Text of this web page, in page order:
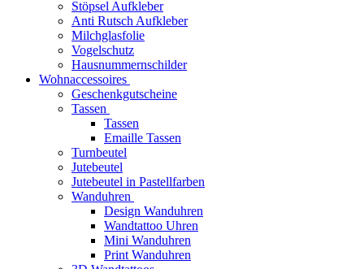
Stöpsel Aufkleber
Anti Rutsch Aufkleber
Milchglasfolie
Vogelschutz
Hausnummernschilder
Wohnaccessoires
Geschenkgutscheine
Tassen
Tassen
Emaille Tassen
Turnbeutel
Jutebeutel
Jutebeutel in Pastellfarben
Wanduhren
Design Wanduhren
Wandtattoo Uhren
Mini Wanduhren
Print Wanduhren